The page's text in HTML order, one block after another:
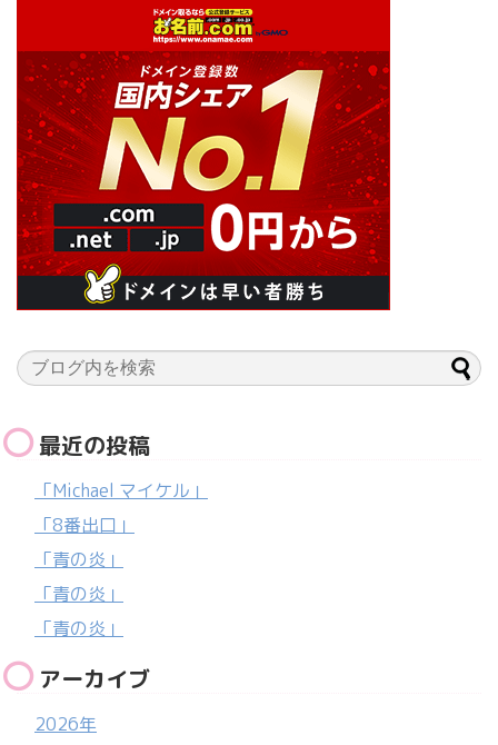
最近の投稿
「Michael マイケル」
「8番出口」
「青の炎」
「青の炎」
「青の炎」
アーカイブ
2026年